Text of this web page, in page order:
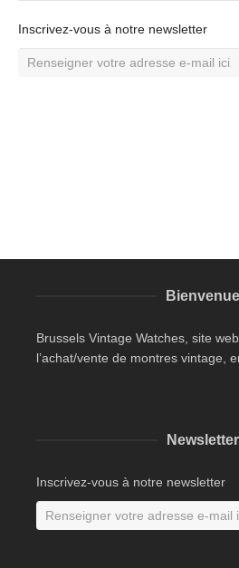
Inscrivez-vous à notre newsletter
Bienvenue
Brussels Vintage Watches, site
l’achat/vente de montres vintage,
Newsletter
Inscrivez-vous à notre newsletter